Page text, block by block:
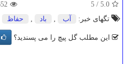
5.0
/
5
تگهای خبر:
آب , باد , حفاظ
این مطلب گل پیچ را می پسندید؟